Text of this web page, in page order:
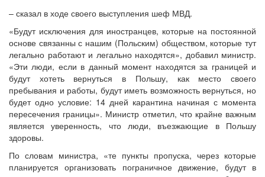
– сказал в ходе своего выступления шеф МВД.
«Будут исключения для иностранцев, которые на постоянной
основе связанны с нашим (Польским) обществом, которые тут
легально работают и легально находятся», добавил министр.
«Эти люди, если в данный момент находятся за границей и
будут хотеть вернуться в Польшу, как место своего
пребывания и работы, будут иметь возможность вернуться, но
будет одно условие: 14 дней карантина начиная с момента
пересечения границы». Министр отметил, что крайне важным
является уверенность, что люди, въезжающие в Польшу
здоровы.
По словам министра, «те пункты пропуска, через которые
планируется организовать пограничное движение, будут в